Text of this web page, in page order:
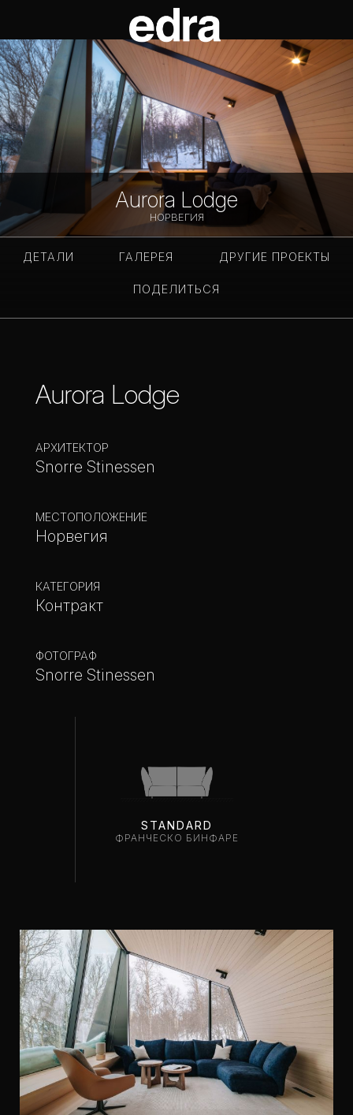
Aurora Lodge
НОРВЕГИЯ
ДЕТАЛИ ГАЛЕРЕЯ ДРУГИЕ ПРОЕКТЫ
ПОДЕЛИТЬСЯ
Aurora Lodge
АРХИТЕКТОР
Snorre Stinessen
МЕСТОПОЛОЖЕНИЕ
Норвегия
КАТЕГОРИЯ
Контракт
ФОТОГРАФ
Snorre Stinessen
STANDARD
ФРАНЧЕСКО БИНФАРЕ